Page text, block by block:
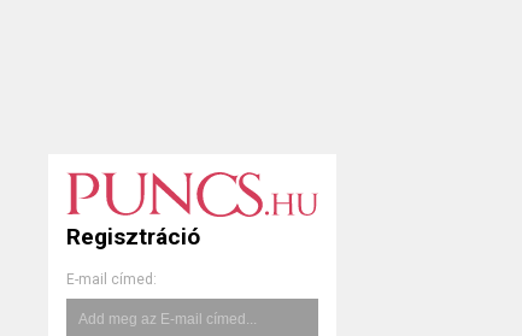
Regisztráció
E-mail címed: